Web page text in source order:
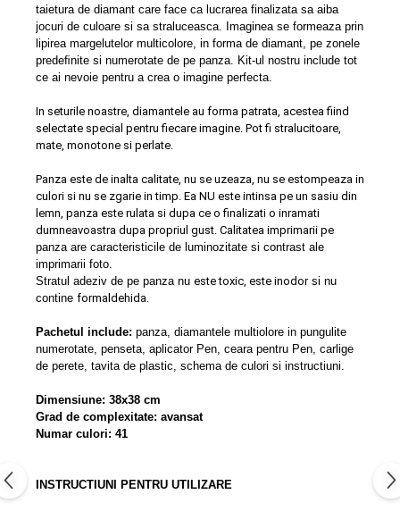
taietura de diamant care face ca lucrarea finalizata sa aiba
jocuri de culoare si sa straluceasca. Imaginea se formeaza prin
lipirea margelutelor multicolore, in forma de diamant, pe zonele
predeﬁnite si numerotate de pe panza. Kit-ul nostru include tot
ce ai nevoie pentru a crea o imagine perfecta.
In seturile noastre, diamantele au forma patrata, acestea fiind
selectate special pentru fiecare imagine. Pot fi stralucitoare,
mate, monotone si perlate.
Panza este de inalta calitate, nu se uzeaza, nu se estompeaza in
culori si nu se zgarie in timp. Ea NU este intinsa pe un sasiu din
lemn, panza este rulata si dupa ce o finalizati o inramati
dumneavoastra dupa propriul gust. Calitatea imprimarii pe
panza are caracteristicile de luminozitate si contrast ale
imprimarii foto.
Stratul adeziv de pe panza nu este toxic, este inodorsi nu
contine formaldehida.
Pachetul include: panza, diamantele multiolore in pungulite
numerotate, penseta, aplicator Pen, ceara pentru Pen, carlige
de perete, tavita de plastic, schema de culori si instructiuni.
Dimensiune: 38x38 cm
Grad de complexitate: avansat
Numar culori: 41
INSTRUCTIUNI PENTRU UTILIZARE